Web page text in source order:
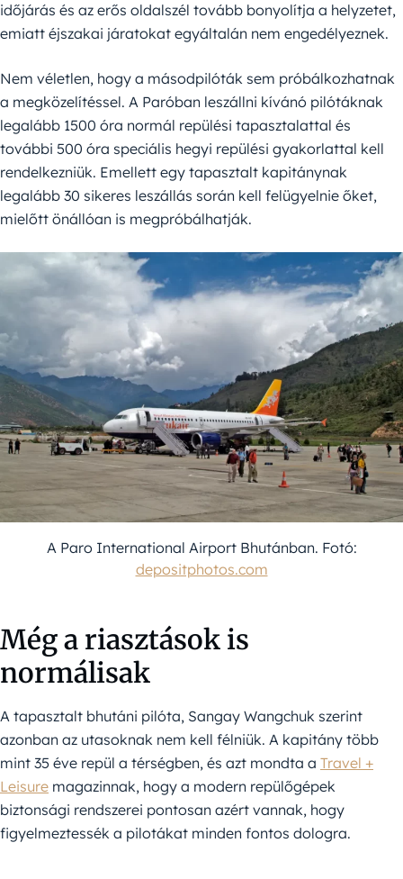
időjárás és az erős oldalszél tovább bonyolítja a helyzetet,
emiatt éjszakai járatokat egyáltalán nem engedélyeznek.
Nem véletlen, hogy a másodpilóták sem próbálkozhatnak
a megközelítéssel. A Paróban leszállni kívánó pilótáknak
legalább 1500 óra normál repülési tapasztalattal és
további 500 óra speciális hegyi repülési gyakorlattal kell
rendelkezniük. Emellett egy tapasztalt kapitánynak
legalább 30 sikeres leszállás során kell felügyelnie őket,
mielőtt önállóan is megpróbálhatják.
A Paro International Airport Bhutánban. Fotó:
depositphotos.com
Még a riasztások is
normálisak
A tapasztalt bhutáni pilóta, Sangay Wangchuk szerint
azonban az utasoknak nem kell félniük. A kapitány több
mint 35 éve repül a térségben, és azt mondta a Travel +
Leisure magazinnak, hogy a modern repülőgépek
biztonsági rendszerei pontosan azért vannak, hogy
figyelmeztessék a pilotákat minden fontos dologra.